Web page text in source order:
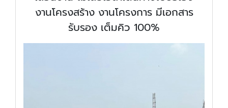
งานโครงสร้าง งานโครงการ มีเอกสาร
รับรอง เต็มคิว 100%